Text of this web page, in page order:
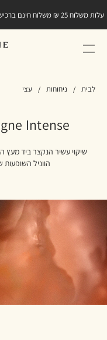
עלות משלוח 25 ₪ משלוח חינם ברכישה ב-300 ₪ ומעלה.
לבית ניחוחות עצי
Intense
שיקוי עשיר הנקצר ביד מעץ
הווניל